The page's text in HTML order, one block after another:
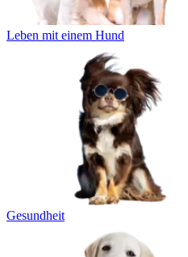
Leben mit einem Hund
Gesundheit